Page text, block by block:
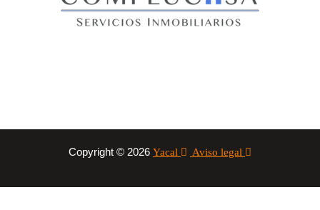
Copyright © 2026 Yacal Aviso legal